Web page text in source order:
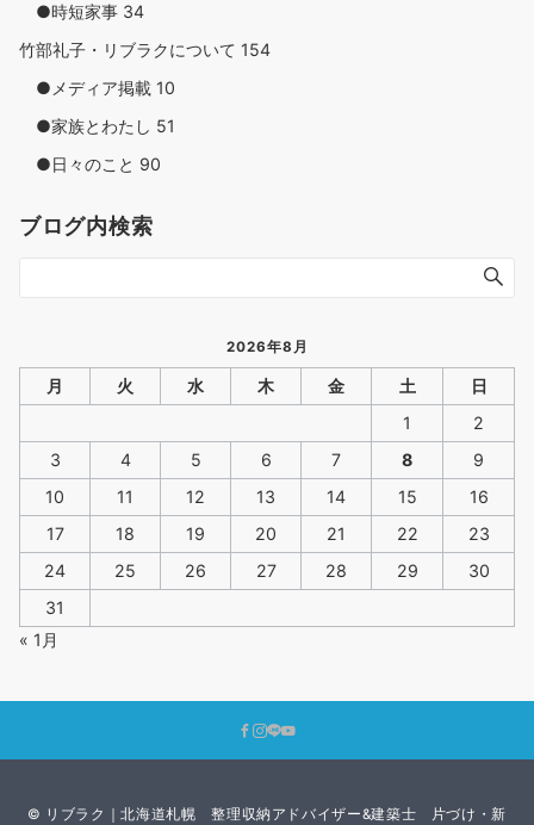
●時短家事 34
竹部礼子・リブラクについて 154
●メディア掲載 10
●家族とわたし 51
●日々のこと 90
ブログ内検索
2026年8月
月 火 水 木 金 土
日
1
2
3
4 5 6 7 8
9
10
11 12 13 14 15
16
17
18 19 20 21 22
23
24
25 26 27 28 29
30
31
« 1月
© リブラク｜北海道札幌 整理収納アドバイザー&建築士 片づけ・新